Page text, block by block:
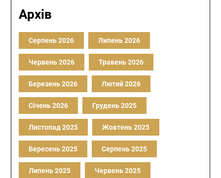
Архів
Серпень 2026 Липень 2026
Червень 2026 Травень 2026
Березень 2026 Лютий 2026
Січень 2026 Грудень 2025
Листопад 2025 Жовтень 2025
Вересень 2025 Серпень 2025
Липень 2025 Червень 2025